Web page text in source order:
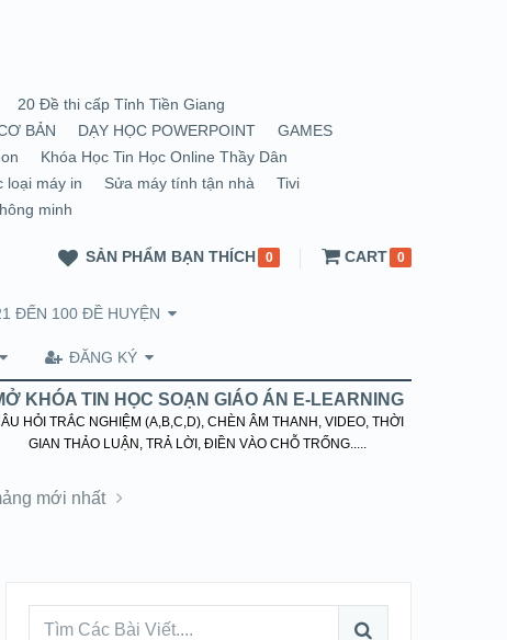
20 Đề thi cấp Tỉnh Tiền Giang
BẢN DẠY HỌC POWERPOINT
GAMES
Khóa Học Tin Học Online Thầy Dân
loại máy in Sửa máy tính tận nhà
Tivi
minh
SẢN PHẨM BẠN THÍCH 0 CART 0
ĐẾN 100 ĐỀ HUYỆN
ĐĂNG KÝ
KHÓA TIN HỌC SOẠN GIÁO ÁN E-LEARNING
HỎI TRẮC NGHIỆM (A,B,C,D), CHÈN ÂM THANH, VIDEO, THỜI
GIAN THẢO LUẬN, TRẢ LỜI, ĐIỀN VÀO CHỖ TRỐNG.....
mới nhất